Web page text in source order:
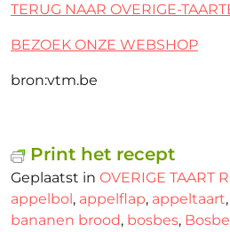
TERUG NAAR OVERIGE-
BEZOEK ONZE WEBSHOP
bron:vtm.be
Print het recept
Geplaatst in OVERIGE TAART
appelbol, appelflap, appeltaart,
bananen brood, bosbes,